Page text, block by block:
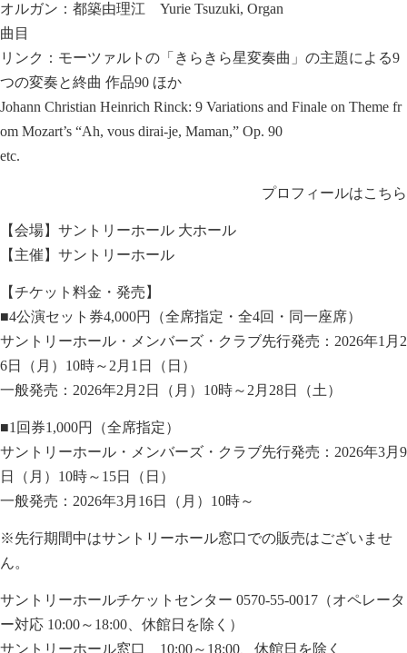
オルガン：都築由理江 Yurie Tsuzuki, Organ
曲目
リンク：モーツァルトの「きらきら星変奏曲」の主題による9
つの変奏と終曲 作品90 ほか
Johann Christian Heinrich Rinck: 9 Variations and Finale on Theme fr
om Mozart’s “Ah, vous dirai-je, Maman,” Op. 90
etc.
プロフィールはこちら
【会場】サントリーホール 大ホール
【主催】サントリーホール
【チケット料金・発売】
■4公演セット券4,000円（全席指定・全4回・同一座席）
サントリーホール・メンバーズ・クラブ先行発売：2026年1月2
6日（月）10時～2月1日（日）
一般発売：2026年2月2日（月）10時～2月28日（土）
■1回券1,000円（全席指定）
サントリーホール・メンバーズ・クラブ先行発売：2026年3月9
日（月）10時～15日（日）
一般発売：2026年3月16日（月）10時～
※先行期間中はサントリーホール窓口での販売はございませ
ん。
サントリーホールチケットセンター 0570-55-0017（オペレータ
ー対応 10:00～18:00、休館日を除く）
サントリーホール窓口 10:00～18:00、休館日を除く